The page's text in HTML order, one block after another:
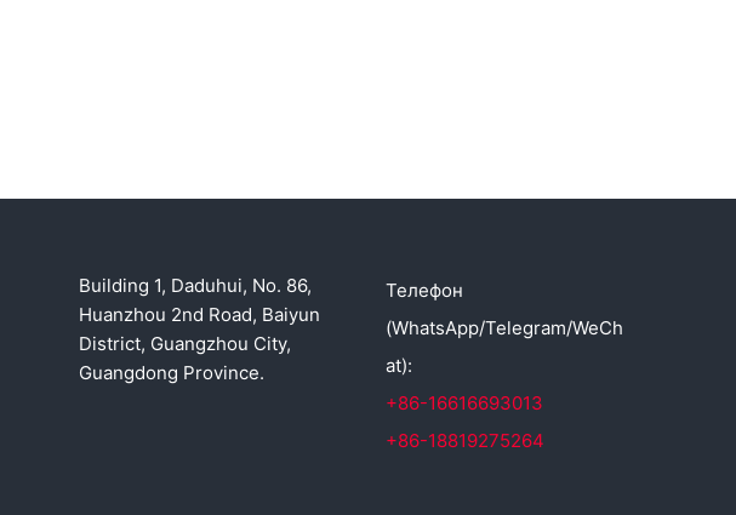
Building 1, Daduhui, No. 86,
Huanzhou 2nd Road, Baiyun
District, Guangzhou City,
Guangdong Province.
Телефон
(WhatsApp/Telegram/WeCh
at):
+86-16616693013
+86-18819275264